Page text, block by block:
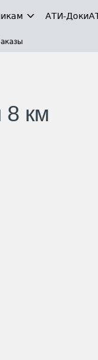
АТИ-Доки
8 км